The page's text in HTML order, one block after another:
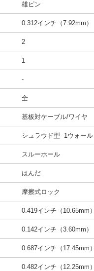
雄ピン
0.312インチ（7.92mm）
2
1
-
全
基板対ケーブル/ワイヤ
シュラウド型- 1ウォール
スルーホール
はんだ
摩擦式ロック
0.419インチ（10.65mm）
0.142インチ（3.60mm）
0.687インチ（17.45mm）
0.482インチ（12.25mm）